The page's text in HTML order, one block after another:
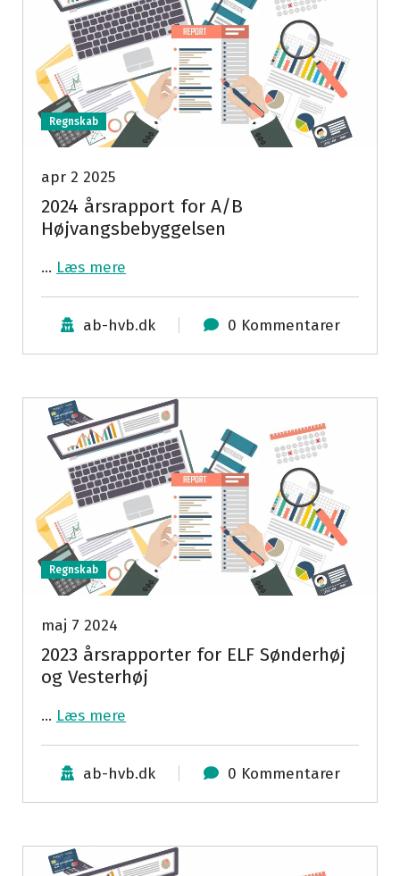
Regnskab
apr 2 2025
2024 årsrapport for A/B
Højvangsbebyggelsen
… Læs mere
ab-hvb.dk 0 Kommentarer
Regnskab
maj 7 2024
2023 årsrapporter for ELF Sønderhøj
og Vesterhøj
… Læs mere
ab-hvb.dk 0 Kommentarer